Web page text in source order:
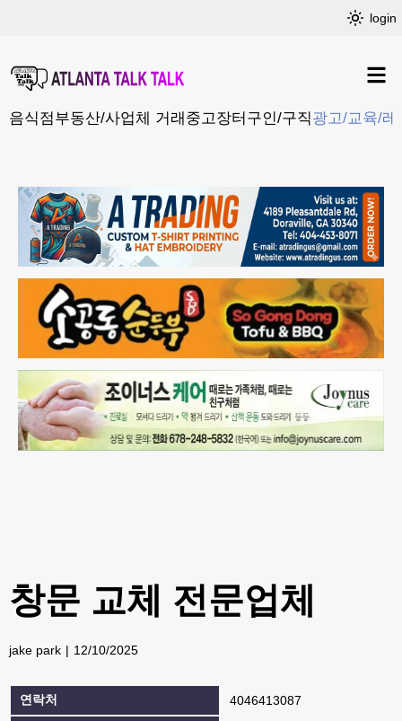
login
음식점부동산/사업체 거래 중고장터 구인/구직광고/교육/레
창문 교체 전문업체
jake park 12/10/2025
연락처 4046413087